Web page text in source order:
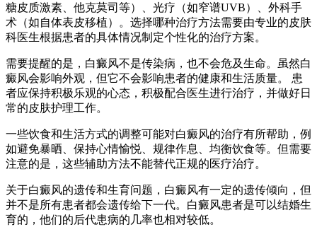
糖皮质激素、他克莫司等）、光疗（如窄谱UVB）、外科手
术（如自体表皮移植）。选择哪种治疗方法需要由专业的皮肤
科医生根据患者的具体情况制定个性化的治疗方案。
需要提醒的是，白癜风不是传染病，也不会危及生命。虽然白
癜风会影响外观，但它不会影响患者的健康和生活质量。 患
者应保持积极乐观的心态，积极配合医生进行治疗，并做好日
常的皮肤护理工作。
一些饮食和生活方式的调整可能对白癜风的治疗有所帮助，例
如避免暴晒、保持心情愉悦、规律作息、均衡饮食等。但需要
注意的是，这些辅助方法不能替代正规的医疗治疗。
关于白癜风的遗传和生育问题，白癜风有一定的遗传倾向，但
并不是所有患者都会遗传给下一代。白癜风患者是可以结婚生
育的，他们的后代患病的几率也相对较低。